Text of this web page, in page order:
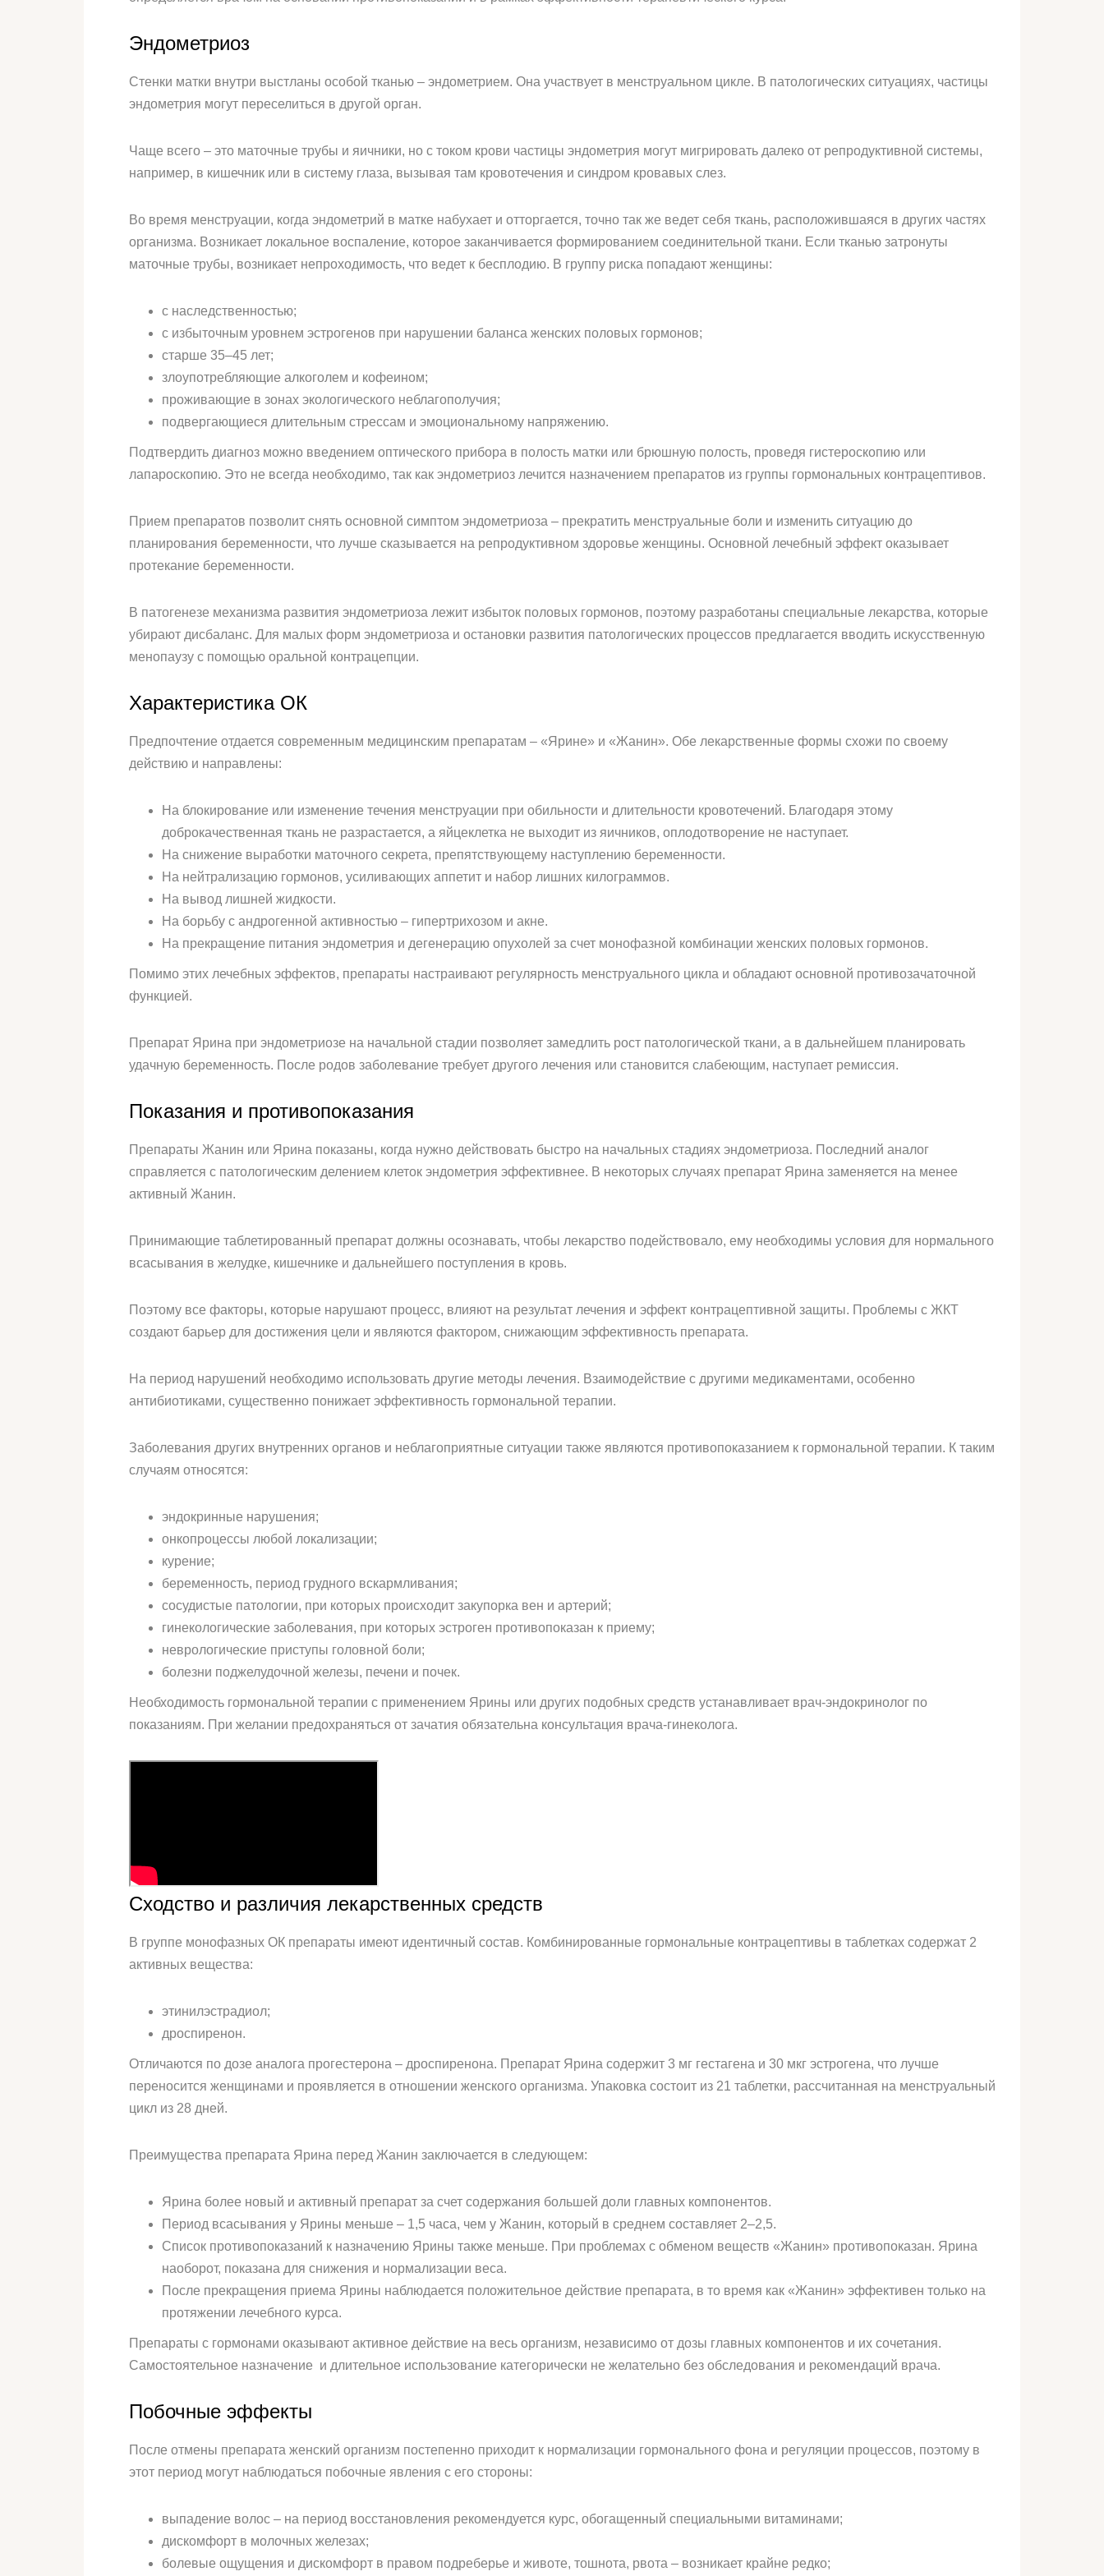
Эндометриоз
Стенки матки внутри выстланы особой тканью – эндометрием. Она участвует в менструальном цикле. В патологических ситуациях, частицы
эндометрия могут переселиться в другой орган.
Чаще всего – это маточные трубы и яичники, но с током крови частицы эндометрия могут мигрировать далеко от репродуктивной системы,
например, в кишечник или в систему глаза, вызывая там кровотечения и синдром кровавых слез.
Во время менструации, когда эндометрий в матке набухает и отторгается, точно так же ведет себя ткань, расположившаяся в других частях
организма. Возникает локальное воспаление, которое заканчивается формированием соединительной ткани. Если тканью затронуты
маточные трубы, возникает непроходимость, что ведет к бесплодию. В группу риска попадают женщины:
с наследственностью;
с избыточным уровнем эстрогенов при нарушении баланса женских половых гормонов;
старше 35–45 лет;
злоупотребляющие алкоголем и кофеином;
проживающие в зонах экологического неблагополучия;
подвергающиеся длительным стрессам и эмоциональному напряжению.
Подтвердить диагноз можно введением оптического прибора в полость матки или брюшную полость, проведя гистероскопию или
лапароскопию. Это не всегда необходимо, так как эндометриоз лечится назначением препаратов из группы гормональных контрацептивов.
Прием препаратов позволит снять основной симптом эндометриоза – прекратить менструальные боли и изменить ситуацию до
планирования беременности, что лучше сказывается на репродуктивном здоровье женщины. Основной лечебный эффект оказывает
протекание беременности.
В патогенезе механизма развития эндометриоза лежит избыток половых гормонов, поэтому разработаны специальные лекарства, которые
убирают дисбаланс. Для малых форм эндометриоза и остановки развития патологических процессов предлагается вводить искусственную
менопаузу с помощью оральной контрацепции.
Характеристика ОК
Предпочтение отдается современным медицинским препаратам – «Ярине» и «Жанин». Обе лекарственные формы схожи по своему
действию и направлены:
На блокирование или изменение течения менструации при обильности и длительности кровотечений. Благодаря этому
доброкачественная ткань не разрастается, а яйцеклетка не выходит из яичников, оплодотворение не наступает.
На снижение выработки маточного секрета, препятствующему наступлению беременности.
На нейтрализацию гормонов, усиливающих аппетит и набор лишних килограммов.
На вывод лишней жидкости.
На борьбу с андрогенной активностью – гипертрихозом и акне.
На прекращение питания эндометрия и дегенерацию опухолей за счет монофазной комбинации женских половых гормонов.
Помимо этих лечебных эффектов, препараты настраивают регулярность менструального цикла и обладают основной противозачаточной
функцией.
Препарат Ярина при эндометриозе на начальной стадии позволяет замедлить рост патологической ткани, а в дальнейшем планировать
удачную беременность. После родов заболевание требует другого лечения или становится слабеющим, наступает ремиссия.
Показания и противопоказания
Препараты Жанин или Ярина показаны, когда нужно действовать быстро на начальных стадиях эндометриоза. Последний аналог
справляется с патологическим делением клеток эндометрия эффективнее. В некоторых случаях препарат Ярина заменяется на менее
активный Жанин.
Принимающие таблетированный препарат должны осознавать, чтобы лекарство подействовало, ему необходимы условия для нормального
всасывания в желудке, кишечнике и дальнейшего поступления в кровь.
Поэтому все факторы, которые нарушают процесс, влияют на результат лечения и эффект контрацептивной защиты. Проблемы с ЖКТ
создают барьер для достижения цели и являются фактором, снижающим эффективность препарата.
На период нарушений необходимо использовать другие методы лечения. Взаимодействие с другими медикаментами, особенно
антибиотиками, существенно понижает эффективность гормональной терапии.
Заболевания других внутренних органов и неблагоприятные ситуации также являются противопоказанием к гормональной терапии. К таким
случаям относятся:
эндокринные нарушения;
онкопроцессы любой локализации;
курение;
беременность, период грудного вскармливания;
сосудистые патологии, при которых происходит закупорка вен и артерий;
гинекологические заболевания, при которых эстроген противопоказан к приему;
неврологические приступы головной боли;
болезни поджелудочной железы, печени и почек.
Необходимость гормональной терапии с применением Ярины или других подобных средств устанавливает врач-эндокринолог по
показаниям. При желании предохраняться от зачатия обязательна консультация врача-гинеколога.
Сходство и различия лекарственных средств
В группе монофазных ОК препараты имеют идентичный состав. Комбинированные гормональные контрацептивы в таблетках содержат 2
активных вещества:
этинилэстрадиол;
дроспиренон.
Отличаются по дозе аналога прогестерона – дроспиренона. Препарат Ярина содержит 3 мг гестагена и 30 мкг эстрогена, что лучше
переносится женщинами и проявляется в отношении женского организма. Упаковка состоит из 21 таблетки, рассчитанная на менструальный
цикл из 28 дней.
Преимущества препарата Ярина перед Жанин заключается в следующем:
Ярина более новый и активный препарат за счет содержания большей доли главных компонентов.
Период всасывания у Ярины меньше – 1,5 часа, чем у Жанин, который в среднем составляет 2–2,5.
Список противопоказаний к назначению Ярины также меньше. При проблемах с обменом веществ «Жанин» противопоказан. Ярина
наоборот, показана для снижения и нормализации веса.
После прекращения приема Ярины наблюдается положительное действие препарата, в то время как «Жанин» эффективен только на
протяжении лечебного курса.
Препараты с гормонами оказывают активное действие на весь организм, независимо от дозы главных компонентов и их сочетания.
Самостоятельное назначение и длительное использование категорически не желательно без обследования и рекомендаций врача.
Побочные эффекты
После отмены препарата женский организм постепенно приходит к нормализации гормонального фона и регуляции процессов, поэтому в
этот период могут наблюдаться побочные явления с его стороны:
выпадение волос – на период восстановления рекомендуется курс, обогащенный специальными витаминами;
дискомфорт в молочных железах;
болевые ощущения и дискомфорт в правом подреберье и животе, тошнота, рвота – возникает крайне редко;